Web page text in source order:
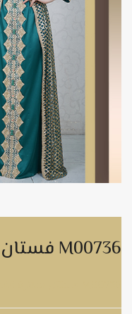
فستان سهرة قفطان M00736